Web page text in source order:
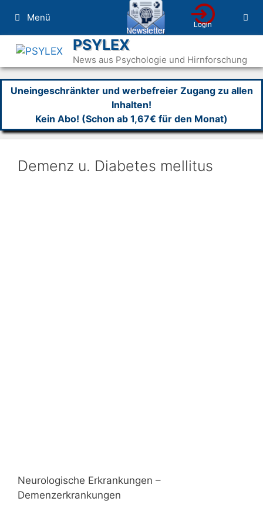
Inhalt
springen
Menü
PSYLEX
News aus Psychologie und Hirnforschung
Uneingeschränkter und werbefreier Zugang zu allen
Inhalten!
Kein Abo! (Schon ab 1,67€ für den Monat)
Demenz u. Diabetes mellitus
Neurologische Erkrankungen –
Demenzerkrankungen